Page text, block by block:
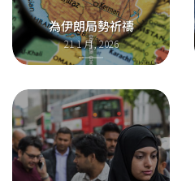
為伊朗局勢祈禱
21 1 月, 2026